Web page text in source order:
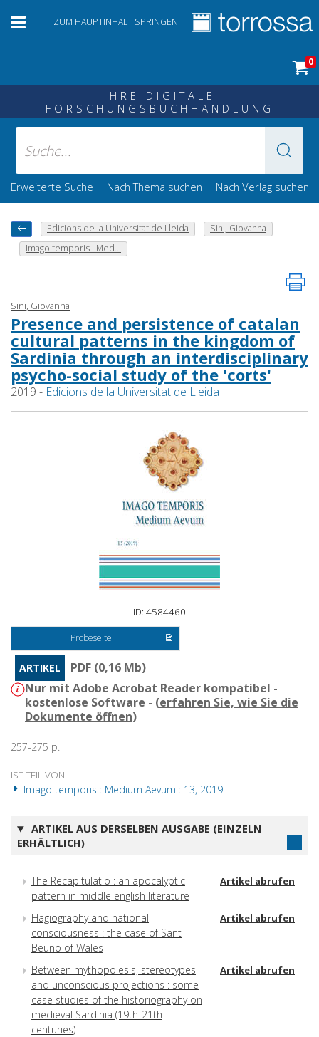
ZUM HAUPTINHALT SPRINGEN
0
IHRE DIGITALE
FORSCHUNGSBUCHHANDLUNG
Erweiterte Suche | Nach Thema suchen | Nach Verlag suchen
Edicions de la Universitat de Lleida
Sini, Giovanna
Imago temporis : Med...
Sini, Giovanna
Presence and persistence of catalan
cultural patterns in the kingdom of
Sardinia through an interdisciplinary
psycho-social study of the 'corts'
2019 - Edicions de la Universitat de Lleida
ID: 4584460
Probeseite
ARTIKEL
PDF (0,16 Mb)
Nur mit Adobe Acrobat Reader kompatibel -
kostenlose Software - (erfahren Sie, wie Sie die
Dokumente öffnen)
257-275 p.
IST TEIL VON
Imago temporis : Medium Aevum : 13, 2019
ARTIKEL AUS DERSELBEN AUSGABE (EINZELN
ERHÄLTLICH)
The Recapitulatio : an apocalyptic
pattern in middle english literature
Artikel abrufen
Hagiography and national
consciousness : the case of Sant
Beuno of Wales
Artikel abrufen
Between mythopoiesis, stereotypes
and unconscious projections : some
case studies of the historiography on
medieval Sardinia (19th-21th
centuries)
Artikel abrufen